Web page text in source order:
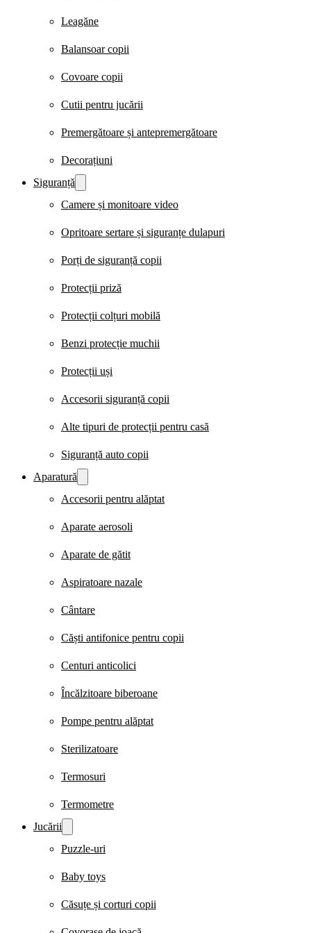
Leagăne
Balansoar copii
Covoare copii
Cutii pentru jucării
Premergătoare și antepremergătoare
Decorațiuni
Siguranță
Camere și monitoare video
Opritoare sertare și siguranțe dulapuri
Porți de siguranță copii
Protecții priză
Protecții colțuri mobilă
Benzi protecție muchii
Protecții uși
Accesorii siguranță copii
Alte tipuri de protecții pentru casă
Siguranță auto copii
Aparatură
Accesorii pentru alăptat
Aparate aerosoli
Aparate de gătit
Aspiratoare nazale
Cântare
Căști antifonice pentru copii
Centuri anticolici
Încălzitoare biberoane
Pompe pentru alăptat
Sterilizatoare
Termosuri
Termometre
Jucării
Puzzle-uri
Baby toys
Căsuțe și corturi copii